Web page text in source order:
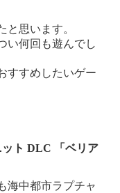
と思います。
い何回も遊んでし
すすめしたいゲー
ト DLC 「ベリア
海中都市ラプチャ